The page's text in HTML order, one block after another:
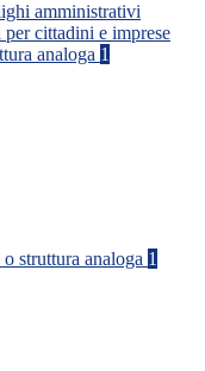
amministrativi
cittadini e imprese
analoga 1
struttura analoga 1